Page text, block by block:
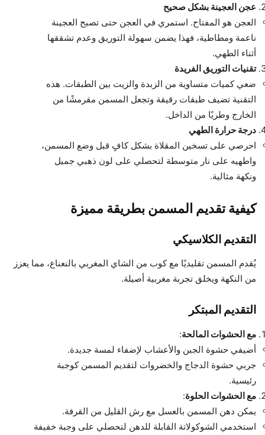
عجن العجينة بشكل صحيح
العجن هو المفتاح. استمري في العجن حتى تصبح العجينة
ناعمة ومطاطية، فهذا يضمن سهولة التوريق وعدم تشققها
أثناء الطهي.
تقنيات التوريق الفريدة
ضعي كميات متساوية من الزبدة والزيت بين الطبقات. هذه
التقنية تضيف طبقات رقيقة وتجعل المسمن مقرمشًا من
الخارج وطريًا من الداخل.
درجة حرارة الطهي
احرصي على تسخين المقلاة بشكل كافٍ قبل وضع المسمن،
واطهيه على نار متوسطة لتحصلي على لون ذهبي جميل
ونكهة مثالية.
كيفية تقديم المسمن بطريقة مميزة
التقديم الكلاسيكي
يُقدم المسمن تقليديًا مع كوب من الشاي المغربي بالنعناع، مما يعزز
من النكهة ويخلق تجربة مغربية أصيلة.
التقديم المبتكر
مع الحشوات المالحة:
أضيفي حشوة الجبن والأعشاب لإضفاء لمسة جديدة.
جربي حشوة الدجاج والخضروات لتقديم المسمن كوجبة
رئيسية.
مع الحشوات الحلوة:
يمكن دهن المسمن بالعسل مع رش القليل من القرفة.
استخدمي الشوكولاتة القابلة للدهن لتحصلي على وجبة خفيفة